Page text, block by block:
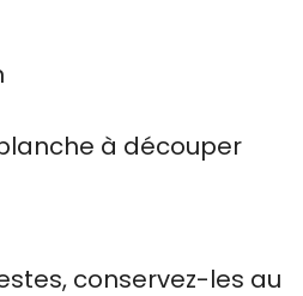
à découper
conservez-les au